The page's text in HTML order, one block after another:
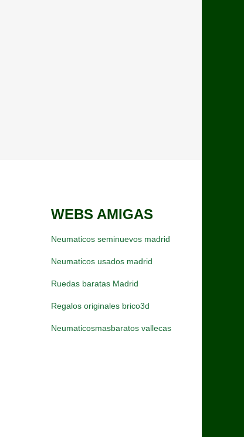
WEBS AMIGAS
Neumaticos seminuevos madrid
Neumaticos usados madrid
Ruedas baratas Madrid
Regalos originales brico3d
Neumaticosmasbaratos vallecas